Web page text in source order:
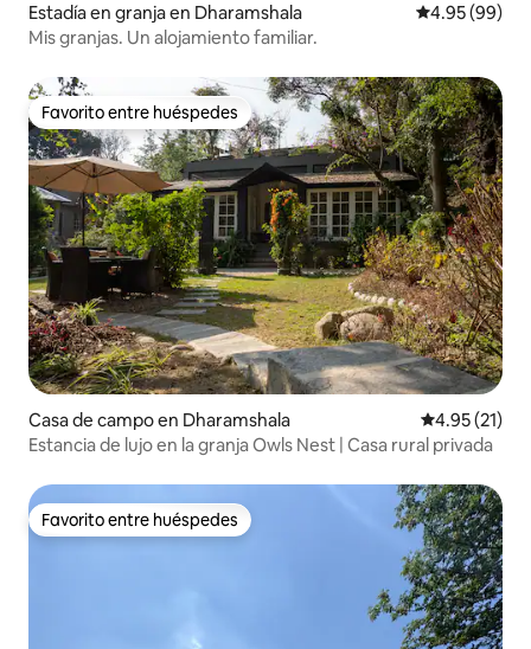
Estadía en granja en Dharamshala Calificación
4.95 (99)
Mis granjas. Un alojamiento familiar.
Favorito entre huéspedes
Favorito entre huéspedes
Casa de campo en Dharamshala Calificación
4.95 (21)
Estancia de lujo en la granja Owls Nest | Casa rural privada
Favorito entre huéspedes
Favorito entre huéspedes